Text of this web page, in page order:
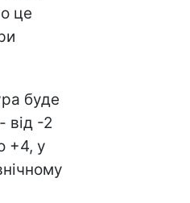
це
буде
від -2
+4, у